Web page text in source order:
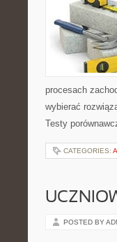
procesach
wybierać
Testy
CATEGORIES:
POSTED BY